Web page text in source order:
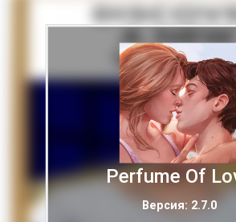
Perfume Of
Версия: 2.7.0